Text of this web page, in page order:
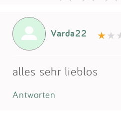
Varda22
alles sehr lieblos
Antworten